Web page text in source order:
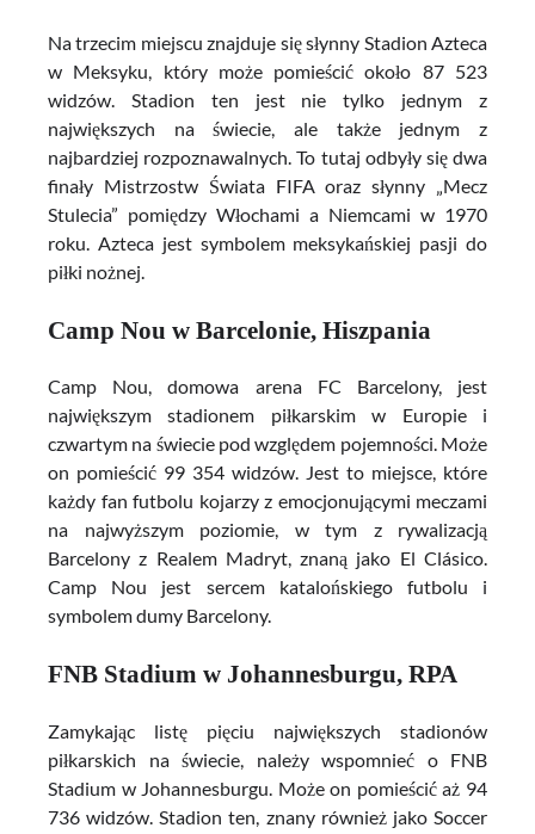
Na trzecim miejscu znajduje się słynny Stadion Azteca
w Meksyku, który może pomieścić około 87 523
widzów. Stadion ten jest nie tylko jednym z
największych na świecie, ale także jednym z
najbardziej rozpoznawalnych. To tutaj odbyły się dwa
finały Mistrzostw Świata FIFA oraz słynny „Mecz
Stulecia” pomiędzy Włochami a Niemcami w 1970
roku. Azteca jest symbolem meksykańskiej pasji do
piłki nożnej.
Camp Nou w Barcelonie, Hiszpania
Camp Nou, domowa arena FC Barcelony, jest
największym stadionem piłkarskim w Europie i
czwartym na świecie pod względem pojemności. Może
on pomieścić 99 354 widzów. Jest to miejsce, które
każdy fan futbolu kojarzy z emocjonującymi meczami
na najwyższym poziomie, w tym z rywalizacją
Barcelony z Realem Madryt, znaną jako El Clásico.
Camp Nou jest sercem katalońskiego futbolu i
symbolem dumy Barcelony.
FNB Stadium w Johannesburgu, RPA
Zamykając listę pięciu największych stadionów
piłkarskich na świecie, należy wspomnieć o FNB
Stadium w Johannesburgu. Może on pomieścić aż 94
736 widzów. Stadion ten, znany również jako Soccer